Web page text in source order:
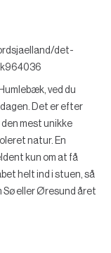
det-
ved du
Det er efter
mest unikke
natur. En
kun om at få
helt ind i stuen, så
Sø eller Øresund året